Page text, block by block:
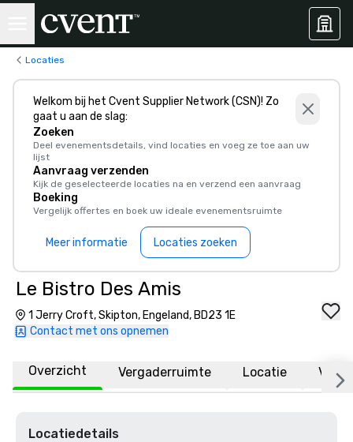
Locaties
Welkom bij het Cvent Supplier Network (CSN)! Zo
gaat u aan de slag:
Zoeken
Deel evenementsdetails, vind locaties en voeg ze toe aan uw
lijst
Aanvraag verzenden
Kijk de geselecteerde locaties na en verzend een aanvraag
Boeking
Vergelijk offertes en boek uw ideale evenementsruimte
Meer informatie Locaties zoeken
Le Bistro Des Amis
1 Jerry Croft, Skipton, Engeland, BD23 1E
Contact met ons opnemen
Overzicht Vergaderruimte Locatie
Locatiedetails